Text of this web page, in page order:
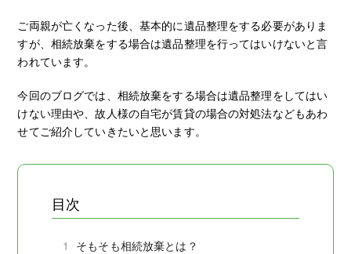
ご両親が亡くなった後、基本的に遺品整理をする必要がありま
すが、相続放棄をする場合は遺品整理を行ってはいけないと言
われています。
今回のブログでは、相続放棄をする場合は遺品整理をしてはい
けない理由や、故人様の自宅が賃貸の場合の対処法などもあわ
せてご紹介していきたいと思います。
目次
1 そもそも相続放棄とは？